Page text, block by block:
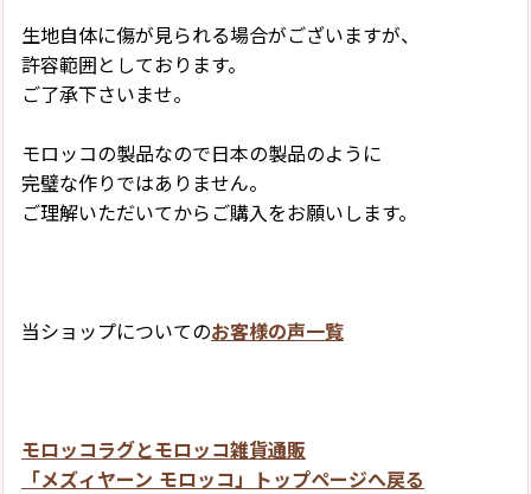
生地自体に傷が見られる場合がございますが、
許容範囲としております。
ご了承下さいませ。
モロッコの製品なので日本の製品のように
完璧な作りではありません。
ご理解いただいてからご購入をお願いします。
当ショップについてのお客様の声一覧
モロッコラグとモロッコ雑貨通販
「メズィヤーン モロッコ」トップページへ戻る